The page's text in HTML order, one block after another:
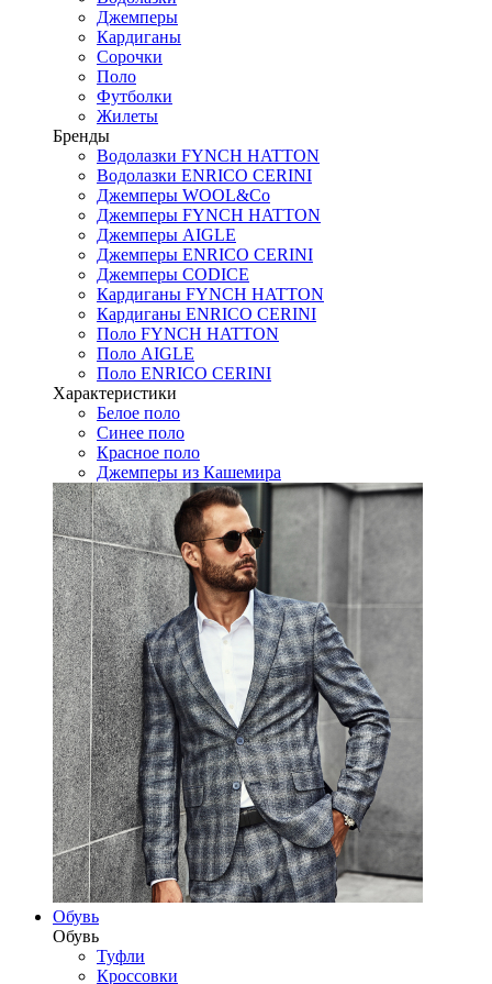
Джемперы
Кардиганы
Сорочки
Поло
Футболки
Жилеты
Бренды
Водолазки FYNCH HATTON
Водолазки ENRICO CERINI
Джемперы WOOL&Co
Джемперы FYNCH HATTON
Джемперы AIGLE
Джемперы ENRICO CERINI
Джемперы CODICE
Кардиганы FYNCH HATTON
Кардиганы ENRICO CERINI
Поло FYNCH HATTON
Поло AIGLE
Поло ENRICO CERINI
Характеристики
Белое поло
Синее поло
Красное поло
Джемперы из Кашемира
Обувь
Обувь
Туфли
Кроссовки